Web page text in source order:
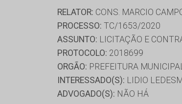
RELATOR: CONS. MARCIO
PROCESSO: TC/1653/2020
ASSUNTO: LICITAÇÃO E
PROTOCOLO: 2018699
ORGÃO: PREFEITURA
INTERESSADO(S): LIDIO
ADVOGADO(S): NÃO HÁ